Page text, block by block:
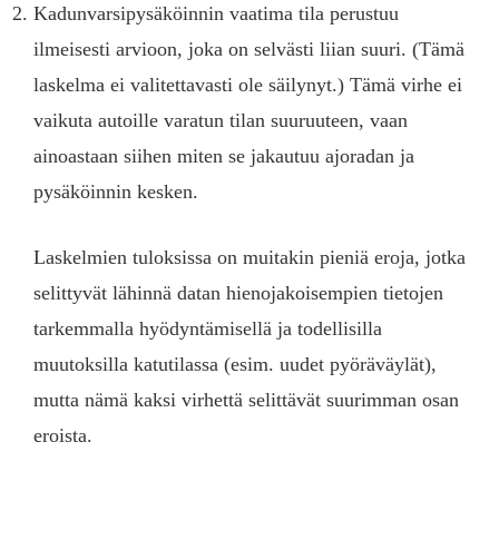
Kadunvarsipysäköinnin vaatima tila perustuu
ilmeisesti arvioon, joka on selvästi liian suuri. (Tämä
laskelma ei valitettavasti ole säilynyt.) Tämä virhe ei
vaikuta autoille varatun tilan suuruuteen, vaan
ainoastaan siihen miten se jakautuu ajoradan ja
pysäköinnin kesken.
Laskelmien tuloksissa on muitakin pieniä eroja, jotka
selittyvät lähinnä datan hienojakoisempien tietojen
tarkemmalla hyödyntämisellä ja todellisilla
muutoksilla katutilassa (esim. uudet pyöräväylät),
mutta nämä kaksi virhettä selittävät suurimman osan
eroista.